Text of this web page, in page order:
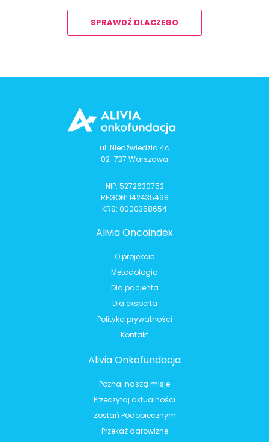
SPRAWDŹ DLACZEGO
ul. Niedźwiedzia 4c
02-737 Warszawa
NIP: 5272630752
REGON: 142435498
KRS: 0000358654
Alivia Oncoindex
O projekcie
Metodologia
Dla pacjenta
Dla eksperta
Polityka prywatności
Kontakt
Alivia Onkofundacja
Poznaj naszą misje
Przeczytaj aktualności
Zostań Podopiecznym
Przekaż darowiznę